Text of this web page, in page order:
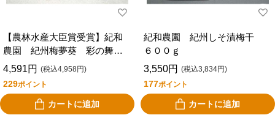
【農林水産大臣賞受賞】紀和
農園 紀州梅夢葵 彩の舞
（２５粒）
4,591円 (税込4,958円)
229ポイント
カートに追加
紀和農園 紀州しそ漬梅干
６００ｇ
3,550円 (税込3,834円)
177ポイント
カートに追加